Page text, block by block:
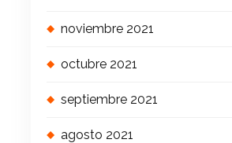
noviembre 2021
octubre 2021
septiembre 2021
agosto 2021